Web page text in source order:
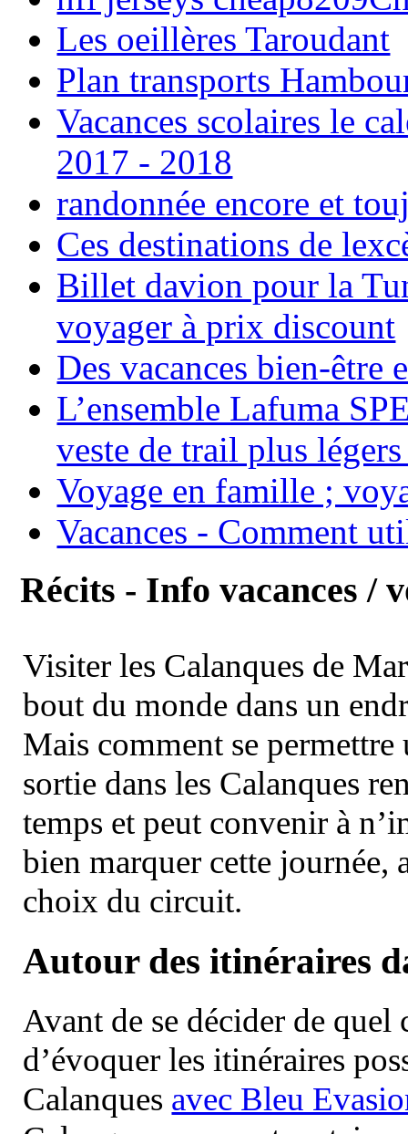
Les oeillères Taroudant
Plan transports
Vacances scolaires le
2017 - 2018
randonnée encore et
Ces destinations de
Billet davion pour la
voyager à prix discount
Des vacances bien-être
L’ensemble Lafuma
veste de trail plus
Voyage en famille ;
Vacances - Comment
Récits - Info vacances /
Visiter les Calanques de
bout du monde dans un
Mais comment se permettre
sortie dans les Calanques
temps et peut convenir à
bien marquer cette journée,
choix du circuit.
Autour des itinéraires
Avant de se décider de
d’évoquer les itinéraires
Calanques avec Bleu